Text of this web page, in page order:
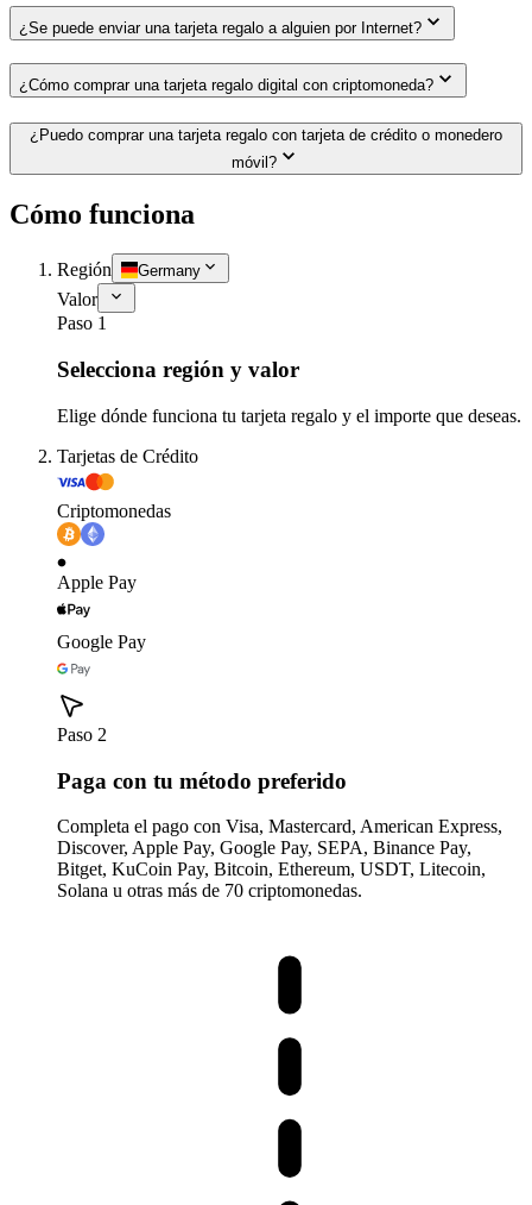
¿Se puede enviar una tarjeta regalo a alguien por Internet?
¿Cómo comprar una tarjeta regalo digital con criptomoneda?
¿Puedo comprar una tarjeta regalo con tarjeta de crédito o monedero
móvil?
Cómo funciona
Región Germany
Valor
Paso 1
Selecciona región y valor
Elige dónde funciona tu tarjeta regalo y el importe que deseas.
Tarjetas de Crédito
Criptomonedas
Apple Pay
Google Pay
Paso 2
Paga con tu método preferido
Completa el pago con Visa, Mastercard, American Express,
Discover, Apple Pay, Google Pay, SEPA, Binance Pay,
Bitget, KuCoin Pay, Bitcoin, Ethereum, USDT, Litecoin,
Solana u otras más de 70 criptomonedas.